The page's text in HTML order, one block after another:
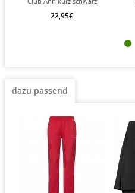
22,95€
dazu passend